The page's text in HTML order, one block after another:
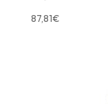
87,81€